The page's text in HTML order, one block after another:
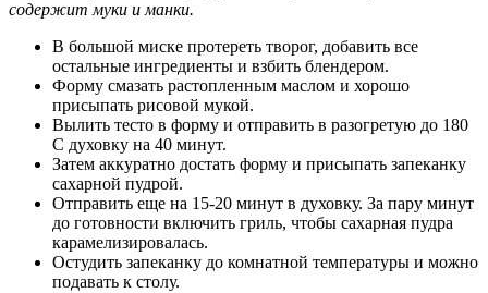
содержит муки и манки.
В большой миске протереть творог, добавить все
остальные ингредиенты и взбить блендером.
Форму смазать растопленным маслом и хорошо
присыпать рисовой мукой.
Вылить тесто в форму и отправить в разогретую до 180
С духовку на 40 минут.
Затем аккуратно достать форму и присыпать запеканку
сахарной пудрой.
Отправить еще на 15-20 минут в духовку. За пару минут
до готовности включить гриль, чтобы сахарная пудра
карамелизировалась.
Остудить запеканку до комнатной температуры и можно
подавать к столу.